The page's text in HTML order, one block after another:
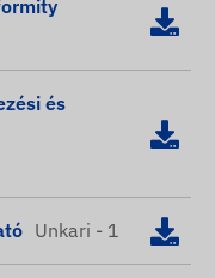
és
Unkari - 1